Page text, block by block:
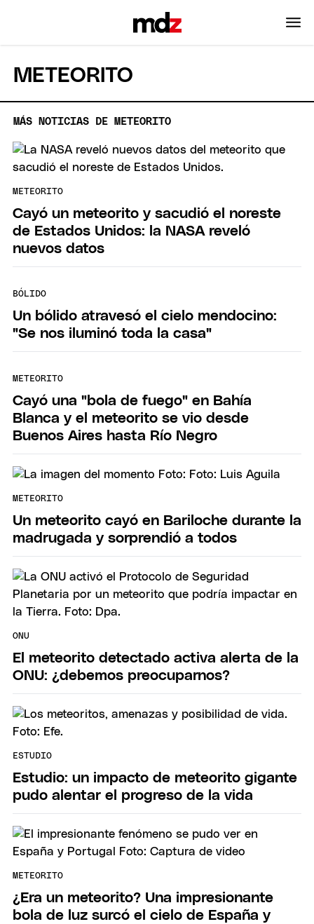
METEORITO
MÁS NOTICIAS DE METEORITO
METEORITO
Cayó un meteorito y sacudió el noreste
de Estados Unidos: la NASA reveló
nuevos datos
BÓLIDO
Un bólido atravesó el cielo mendocino:
"Se nos iluminó toda la casa"
METEORITO
Cayó una "bola de fuego" en Bahía
Blanca y el meteorito se vio desde
Buenos Aires hasta Río Negro
METEORITO
Un meteorito cayó en Bariloche durante la
madrugada y sorprendió a todos
ONU
El meteorito detectado activa alerta de la
ONU: ¿debemos preocuparnos?
ESTUDIO
Estudio: un impacto de meteorito gigante
pudo alentar el progreso de la vida
METEORITO
¿Era un meteorito? Una impresionante
bola de luz surcó el cielo de España y